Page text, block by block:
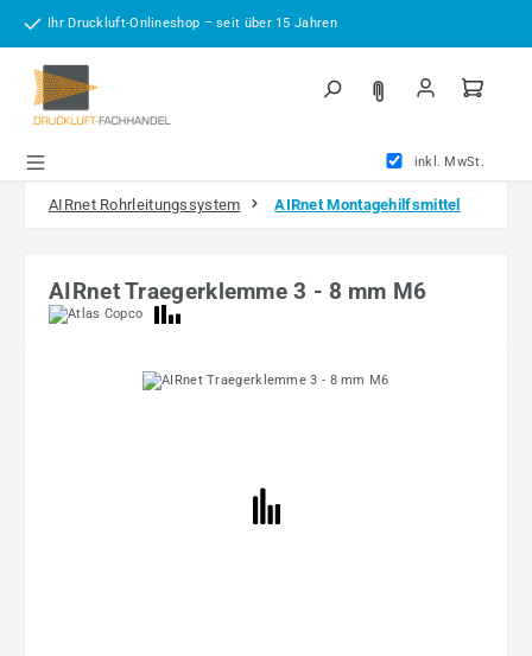
Zum Hauptinhalt springen
Ihr Druckluft-Onlineshop – seit über 15 Jahren
inkl. MwSt.
AIRnet Rohrleitungssystem AIRnet Montagehilfsmittel
AIRnet Traegerklemme 3 - 8 mm M6
Bildergalerie überspringen